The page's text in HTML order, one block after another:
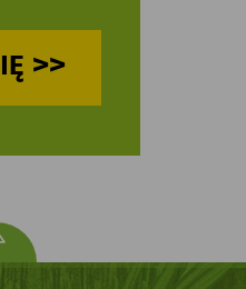
>>